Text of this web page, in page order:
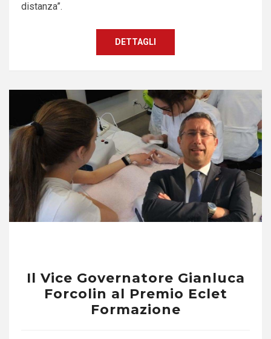
distanza”.
DETTAGLI
Il Vice Governatore Gianluca
Forcolin al Premio Eclet
Formazione